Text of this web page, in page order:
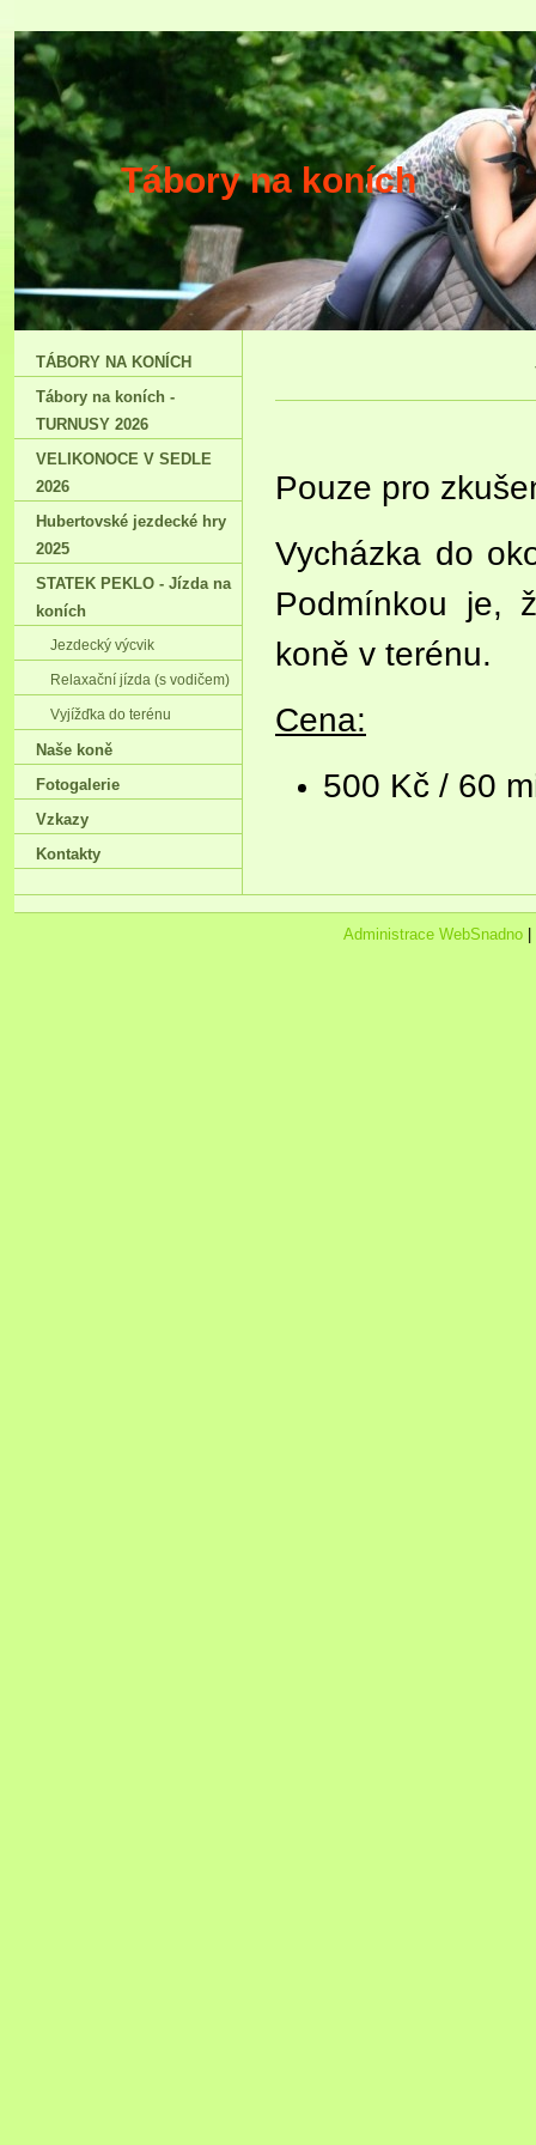
Tábory na
Pouze pro
Vycházka do
Podmínkou je,
koně v terénu.
Cena:
500 Kč / 60
TÁBORY NA KONÍCH
Tábory na koních -
TURNUSY 2026
VELIKONOCE V SEDLE
2026
Hubertovské jezdecké hry
2025
STATEK PEKLO - Jízda na
koních
Jezdecký výcvik
Relaxační jízda (s vodičem)
Vyjížďka do terénu
Naše koně
Fotogalerie
Vzkazy
Kontakty
Administrace WebSnadno|